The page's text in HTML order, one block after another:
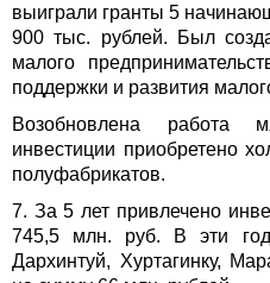
выиграли гранты 5
900 тыс. рублей. Был
малого
поддержки и развития
Возобновлена работа
инвестиции приобретено
полуфабрикатов.
7. За 5 лет привлечено
745,5 млн. руб. В эти
Дархинтуй, Хуртагинку,